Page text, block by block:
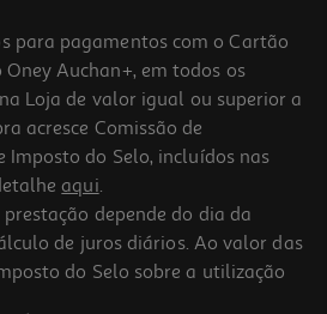
Inox 1.7l 2200w
para pagamentos com o Cartão
Auchan+, em todos os
Loja de valor igual ou superior a
acresce Comissão de
Imposto do Selo, incluídos nas
aqui.
depende do dia da
de juros diários. Ao valor das
do Selo sobre a utilização